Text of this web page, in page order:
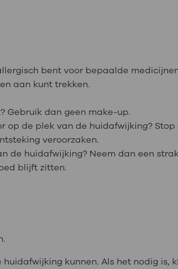
bent voor bepaalde
aan kunt trekken.
Gebruik dan geen make-up.
op de plek van de huidafwijking?
veroorzaken.
de huidafwijking? Neem dan een
blijft zitten.
kunnen. Als het nodig is,